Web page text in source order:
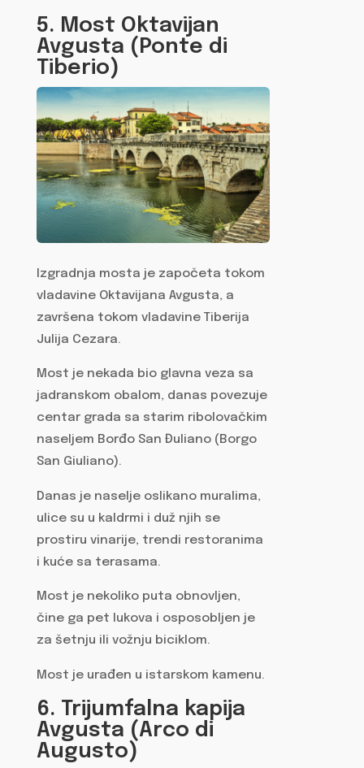
5. Most Oktavijan
Avgusta (Ponte di
Tiberio)
Izgradnja mosta je započeta tokom
vladavine Oktavijana Avgusta, a
završena tokom vladavine Tiberija
Julija Cezara.
Most je nekada bio glavna veza sa
jadranskom obalom, danas povezuje
centar grada sa starim ribolovačkim
naseljem Borđo San Đuliano (Borgo
San Giuliano).
Danas je naselje oslikano muralima,
ulice su u kaldrmi i duž njih se
prostiru vinarije, trendi restoranima
i kuće sa terasama.
Most je nekoliko puta obnovljen,
čine ga pet lukova i osposobljen je
za šetnju ili vožnju biciklom.
Most je urađen u istarskom kamenu.
6. Trijumfalna kapija
Avgusta (Arco di
Augusto)